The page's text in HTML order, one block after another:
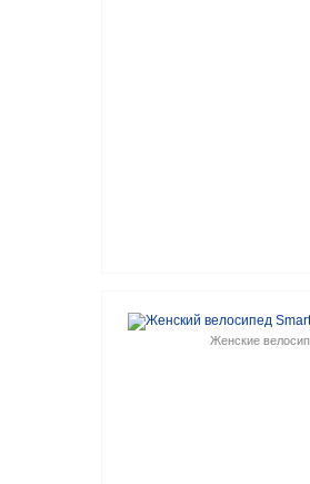
Женские